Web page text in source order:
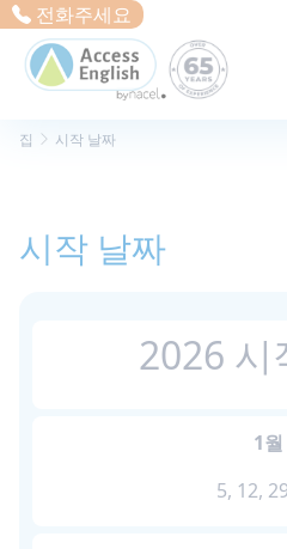
전화주세요
집 시작 날짜
시작 날짜
2026 시
1월
5, 12,
Cookies management panel